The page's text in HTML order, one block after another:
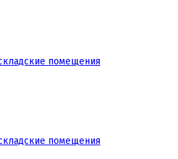
помещения
помещения